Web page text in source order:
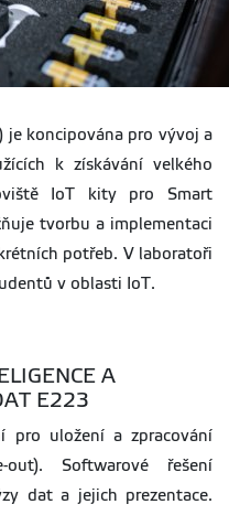
je koncipována pro vývoj a
k získávání velkého
IoT kity pro Smart
tvorbu a implementaci
potřeb. V laboratoři
v oblasti IoT.
A
E223
pro uložení a zpracování
Softwarové řešení
dat a jejich prezentace.